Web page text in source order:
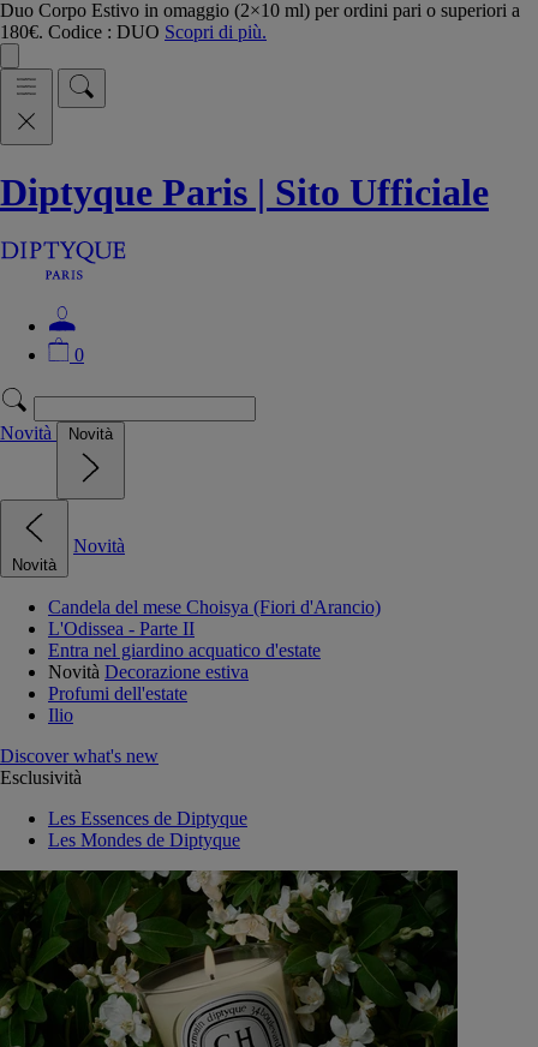
Duo Corpo Estivo in omaggio (2×10 ml) per ordini pari o superiori a
180€. Codice : DUO Scopri di più.
Diptyque Paris | Sito Ufficiale
0
Novità Novità
Novità
Novità
Candela del mese Choisya (Fiori d'Arancio)
L'Odissea - Parte II
Entra nel giardino acquatico d'estate
Novità Decorazione estiva
Profumi dell'estate
Ilio
Discover what's new
Esclusività
Les Essences de Diptyque
Les Mondes de Diptyque